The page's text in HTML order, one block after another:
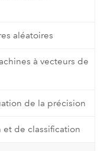
aléatoires
à vecteurs de
de la précision
de classification